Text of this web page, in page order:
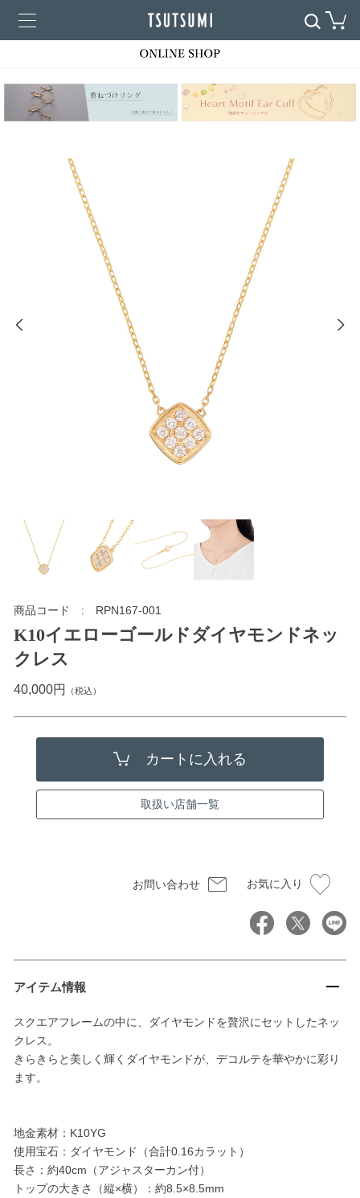
商品コード RPN167-001
K10イエローゴールドダイヤモンドネッ
クレス
40,000円 （税込）
取扱い店舗一覧
お問い合わせ お気に入り
アイテム情報
スクエアフレームの中に、ダイヤモンドを贅沢にセットしたネッ
クレス。
きらきらと美しく輝くダイヤモンドが、デコルテを華やかに彩り
ます。
地金素材：K10YG
使用宝石：ダイヤモンド（合計0.16カラット）
長さ：約40cm（アジャスターカン付）
トップの大きさ（縦×横）：約8.5×8.5mm